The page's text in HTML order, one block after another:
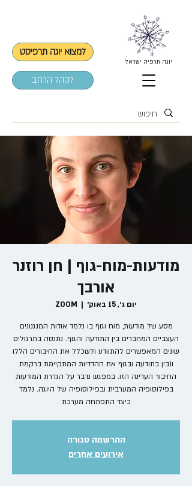
למצוא יוגה תרפיסט
לקהל הרחב
יוגה תרפיה ישראל
מודעות-מוח-גוף | חן רוזנר
אורבך
יום ג׳, 15 באוק׳
  |
ZOOM
מסע של מודעות, מוח וגוף בו נלמד אודות המנגנונים
העצביים המחברים בין התודעה והגוף. נתנסה בתרגולים
שונים המאפשרים להתוודע ולשכלל את החיבורים הללו
ונבין בתודעה ובגוף את ההדדיות המתקיימת ברקמת
החיבור העדינה הזו. במפגש נדבר על הגדרת המודעות
בפילוסופיה המערבית ובפילוסופיה של היוגה. נלמד
כיצד התפתחה מערכת
ההרשמה סגורה
אירועים אחרים